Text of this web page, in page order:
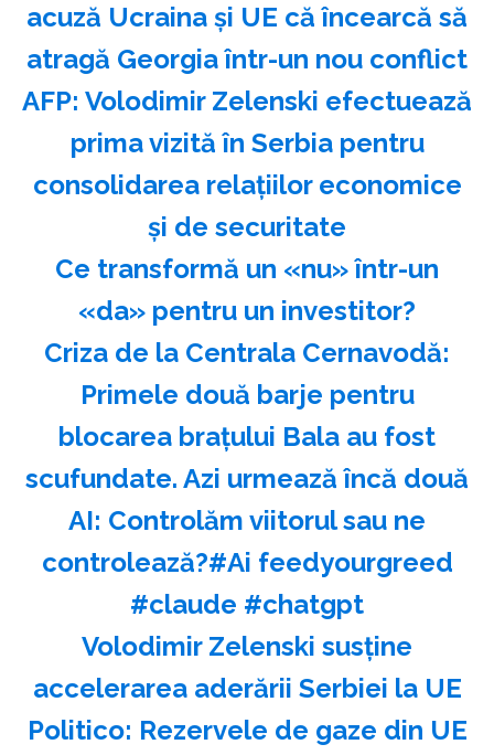
acuză Ucraina şi UE că încearcă să
atragă Georgia într-un nou conflict
AFP: Volodimir Zelenski efectuează
prima vizită în Serbia pentru
consolidarea relaţiilor economice
şi de securitate
Ce transformă un «nu» într-un
«da» pentru un investitor?
Criza de la Centrala Cernavodă:
Primele două barje pentru
blocarea brațului Bala au fost
scufundate. Azi urmează încă două
AI: Controlăm viitorul sau ne
controlează?#Ai feedyourgreed
#claude #chatgpt
Volodimir Zelenski susţine
accelerarea aderării Serbiei la UE
Politico: Rezervele de gaze din UE